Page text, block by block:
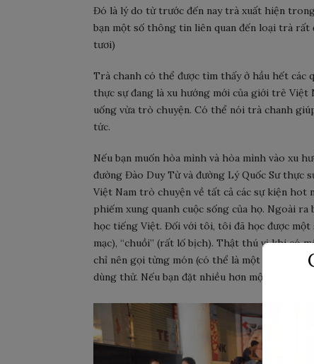
Đó là lý do từ trước đến nay trà xuất hiện
bạn một số thông tin liên quan đến loại trà rất
tươi)
Trà chanh có thể được tìm thấy ở hầu hết các
thực sự đang là xu hướng mới của giới trẻ
uống vừa trò chuyện. Có thể nói trà chanh
tức.
Nếu bạn muốn hòa mình và hòa mình vào xu
đường Đào Duy Từ và đường Lý Quốc Sư thực
Việt Nam trò chuyện về tất cả các sự kiện hot
phiếm xung quanh cuộc sống của họ. Ngoài
học tiếng Việt. Đối với tôi, tôi đã học được một
mạc), “chuồi” (rất lố bịch). Thật thú vị khi có
chỉ nên gọi từng món (có thể là một tách trà,
dùng thử. Nếu bạn đặt nhiều hơn một chiếc,